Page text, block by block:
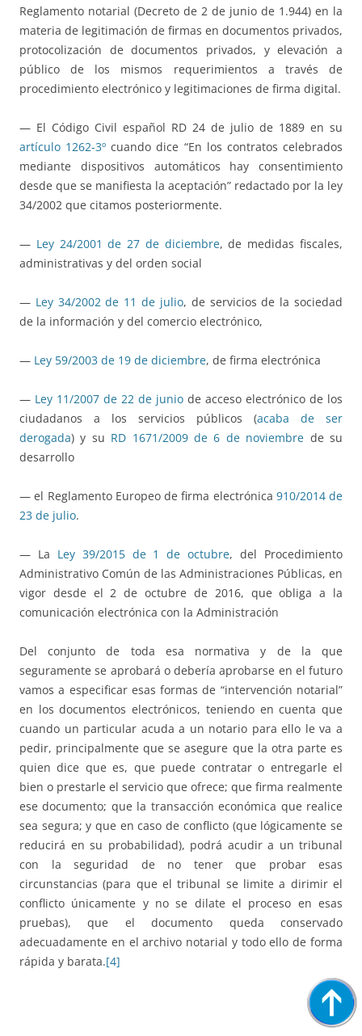
Reglamento notarial (Decreto de 2 de junio de 1.944) en la
materia de legitimación de firmas en documentos privados,
protocolización de documentos privados, y elevación a
público de los mismos requerimientos a través de
procedimiento electrónico y legitimaciones de firma digital.
— El Código Civil español RD 24 de julio de 1889 en su
artículo 1262-3º cuando dice “En los contratos celebrados
mediante dispositivos automáticos hay consentimiento
desde que se manifiesta la aceptación” redactado por la ley
34/2002 que citamos posteriormente.
— Ley 24/2001 de 27 de diciembre, de medidas fiscales,
administrativas y del orden social
— Ley 34/2002 de 11 de julio, de servicios de la sociedad
de la información y del comercio electrónico,
— Ley 59/2003 de 19 de diciembre, de firma electrónica
— Ley 11/2007 de 22 de junio de acceso electrónico de los
ciudadanos a los servicios públicos (acaba de ser
derogada) y su RD 1671/2009 de 6 de noviembre de su
desarrollo
— el Reglamento Europeo de firma electrónica 910/2014 de
23 de julio.
— La Ley 39/2015 de 1 de octubre, del Procedimiento
Administrativo Común de las Administraciones Públicas, en
vigor desde el 2 de octubre de 2016, que obliga a la
comunicación electrónica con la Administración
Del conjunto de toda esa normativa y de la que
seguramente se aprobará o debería aprobarse en el futuro
vamos a especificar esas formas de “intervención notarial”
en los documentos electrónicos, teniendo en cuenta que
cuando un particular acuda a un notario para ello le va a
pedir, principalmente que se asegure que la otra parte es
quien dice que es, que puede contratar o entregarle el
bien o prestarle el servicio que ofrece; que firma realmente
ese documento; que la transacción económica que realice
sea segura; y que en caso de conflicto (que lógicamente se
reducirá en su probabilidad), podrá acudir a un tribunal
con la seguridad de no tener que probar esas
circunstancias (para que el tribunal se limite a dirimir el
conflicto únicamente y no se dilate el proceso en esas
pruebas), que el documento queda conservado
adecuadamente en el archivo notarial y todo ello de forma
rápida y barata.[4]